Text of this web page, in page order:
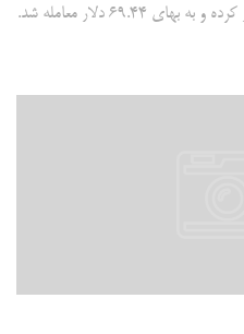
امروز کار خود را با 69.21 دلار آغاز کرده و به بهای 69.44 دلار معامله شد.